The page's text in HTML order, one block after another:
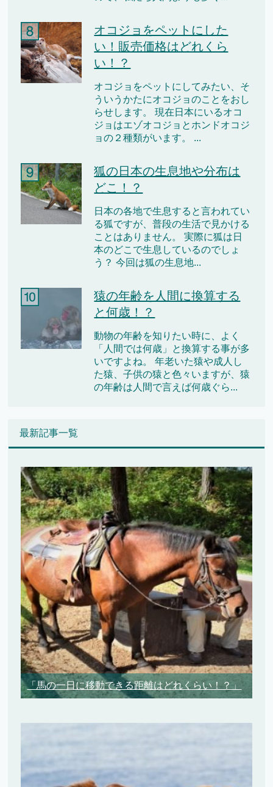
オコジョをペットにした
い！販売価格はどれくら
い！？
オコジョをペットにしてみたい、そ
ういうかたにオコジョのことをおし
らせします。 現在日本にいるオコ
ジョはエゾオコジョとホンドオコジ
ョの２種類がいます。 ...
狐の日本の生息地や分布は
どこ！？
日本の各地で生息すると言われてい
る狐ですが、普段の生活で見かける
ことはありません。 実際に狐は日
本のどこで生息しているのでしょ
う？ 今回は狐の生息地...
猿の年齢を人間に換算する
と何歳！？
動物の年齢を知りたい時に、よく
「人間では何歳」と換算する事が多
いですよね。 年老いた猿や成人し
た猿、子供の猿と色々いますが、猿
の年齢は人間で言えば何歳ぐら...
最新記事一覧
「馬の一日に移動できる距離はどれくらい！？」